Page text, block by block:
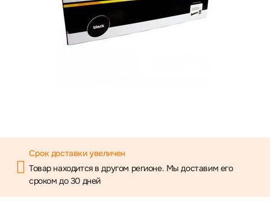
Срок доставки увеличен
Товар находится в другом регионе. Мы доставим его
сроком до 30 дней